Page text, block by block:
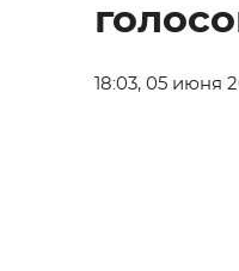
18:03, 05 июня